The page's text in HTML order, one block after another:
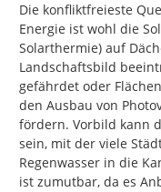
Die konfliktfreieste
Energie ist wohl die
Solarthermie) auf
Landschaftsbild
gefährdet oder
den Ausbau von
fördern. Vorbild kann
sein, mit der viele
Regenwasser in die
ist zumutbar, da es